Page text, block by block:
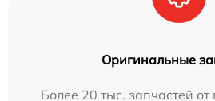
Оригинальные
Более 20 тыс. запчастей от